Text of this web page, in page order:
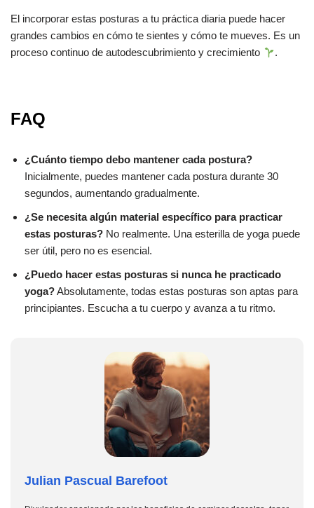
El incorporar estas posturas a tu práctica diaria puede hacer
grandes cambios en cómo te sientes y cómo te mueves. Es un
proceso continuo de autodescubrimiento y crecimiento
.
FAQ
¿Cuánto tiempo debo mantener cada postura?
Inicialmente, puedes mantener cada postura durante 30
segundos, aumentando gradualmente.
¿Se necesita algún material específico para practicar
estas posturas? No realmente. Una esterilla de yoga puede
ser útil, pero no es esencial.
¿Puedo hacer estas posturas si nunca he practicado
yoga?Absolutamente, todas estas posturas son aptas para
principiantes. Escucha a tu cuerpo y avanza a tu ritmo.
Julian Pascual Barefoot